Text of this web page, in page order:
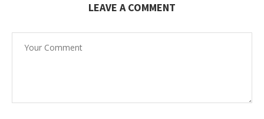
LEAVE A COMMENT